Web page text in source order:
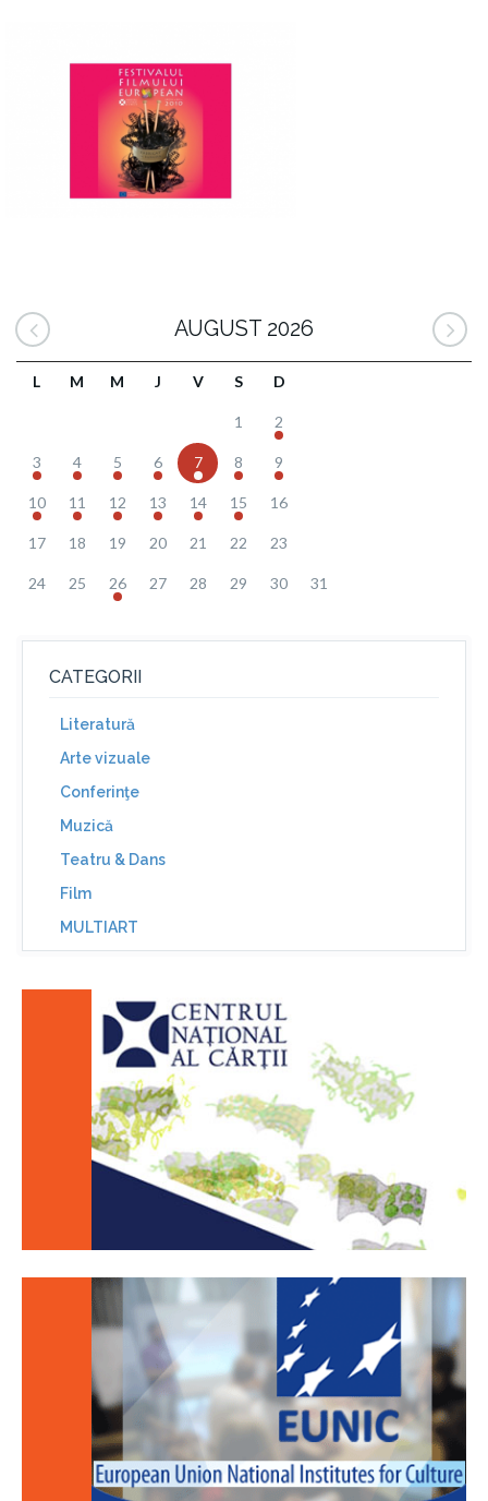
AUGUST 2026
L M M J V S D
1 2
3 4 5 6 7 8 9
10 11 12 13 14 15 16
17 18 19 20 21 22 23
24 25 26 27 28 29 30 31
CATEGORII
Literatură
Arte vizuale
Conferinţe
Muzică
Teatru & Dans
Film
MULTIART